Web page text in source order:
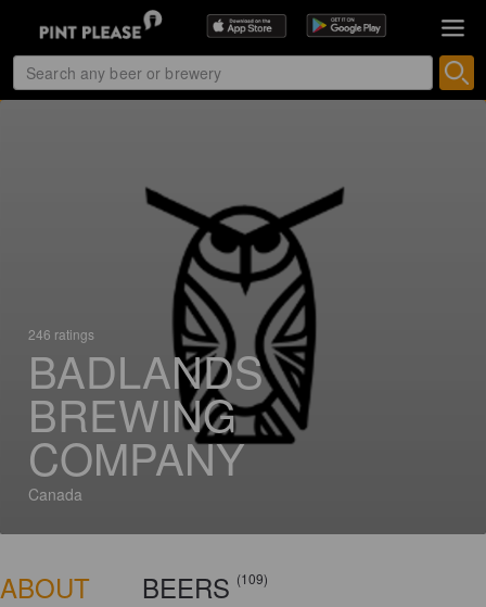
246 ratings
BADLANDS
BREWING
COMPANY
Canada
ABOUT BEERS (109)